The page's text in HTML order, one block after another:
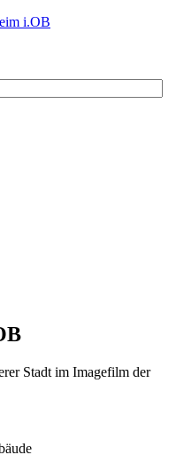
i.OB
Stadt im Imagefilm der